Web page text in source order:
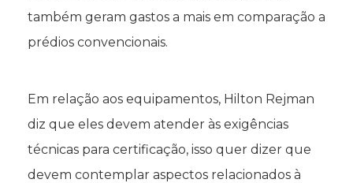
também geram gastos a mais em comparação a
prédios convencionais.
Em relação aos equipamentos, Hilton Rejman
diz que eles devem atender às exigências
técnicas para certificação, isso quer dizer que
devem contemplar aspectos relacionados à